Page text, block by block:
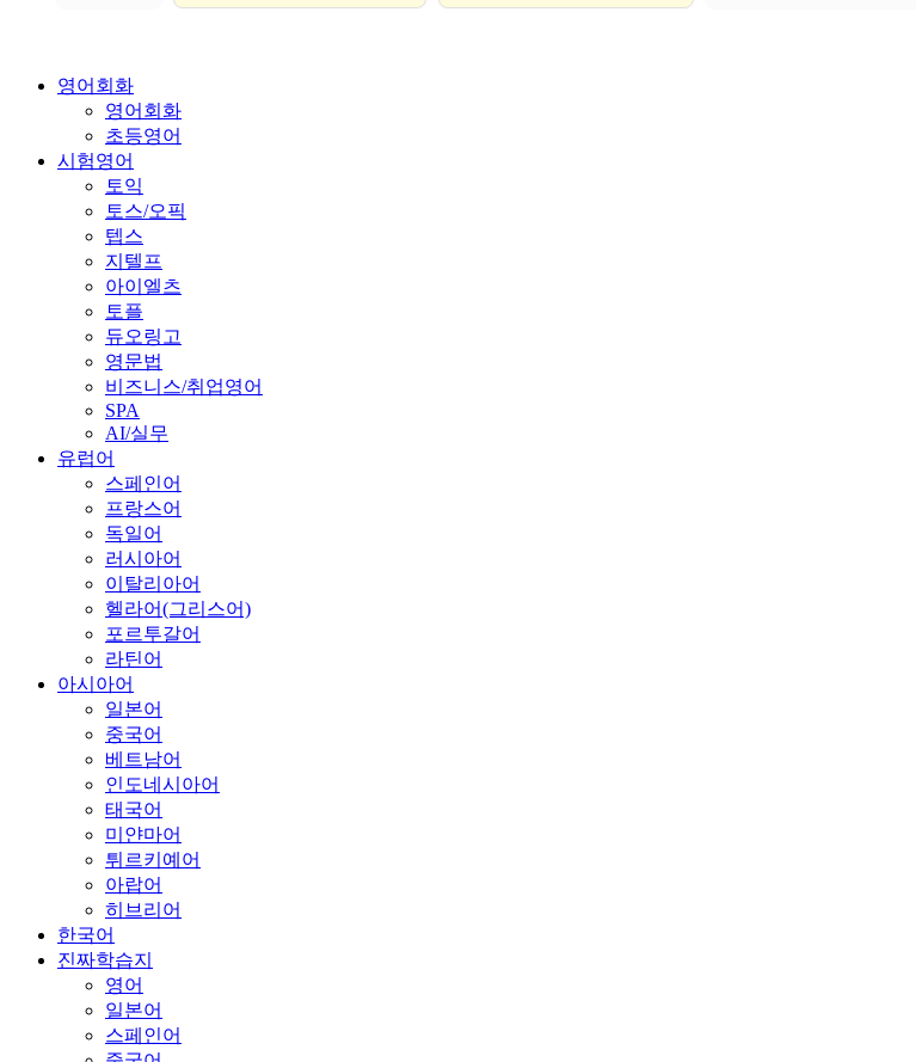
영어회화
영어회화
초등영어
시험영어
토익
토스/오픽
텝스
지텔프
아이엘츠
토플
듀오링고
영문법
비즈니스/취업영어
SPA
AI/실무
유럽어
스페인어
프랑스어
독일어
러시아어
이탈리아어
헬라어(그리스어)
포르투갈어
라틴어
아시아어
일본어
중국어
베트남어
인도네시아어
태국어
미얀마어
튀르키예어
아랍어
히브리어
한국어
진짜학습지
영어
일본어
스페인어